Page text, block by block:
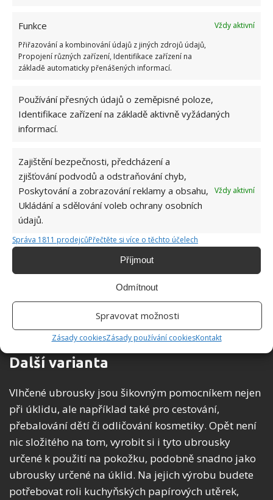
Funkce
Vždy aktivní
Přiřazování a kombinování údajů z jiných zdrojů údajů,
Propojení různých zařízení, Identifikace zařízení na
základě automaticky přenášených informací.
Používání přesných údajů o zeměpisné poloze,
Identifikace zařízení na základě aktivně vyžádaných
informací.
Zajištění bezpečnosti, předcházení a
zjišťování podvodů a odstraňování chyb,
Poskytování a zobrazování reklamy a obsahu,
Ukládání a sdělování voleb ochrany osobních
údajů.
Vždy aktivní
Správa 1811 prodejcůPřečtěte si více o těchto účelech
Příjmout
Odmítnout
Spravovat možnosti
Zásady cookiesZásady používání cookiesKontakt
Jak ubrousky používat
Takto připravené ubrousky nechte před prvním
vytahovat. Ubrousky skladujte v dobře uzavíratelné
nádobě, jinak by mohlo dojít k jejich vyschnutí.
drogerii či v domácích potřebách, k sehnání jsou v
různých tvarech a barvách, a tak se mohou zároveň
stát i zajímavým doplňkem vaší domácnosti.
Takto vyrobené ubrousky jsou navíc opravdu
univerzální a multifunkční, lze je používat na
všechny povrchy, jako dřevo, plast, sklo, kov a
podobně, aniž byste se museli obávat, zda je
ubrousky nepoškodí, a jsou rovněž mnohem
ekologičtější než jejich kupované varianty. Přesto se
nedoporučuje jejich splachování do toalety,
vhodnější je vyhodit je do odpadkového koše.
Další varianta
Vlhčené ubrousky jsou šikovným pomocníkem nejen
při úklidu, ale například také pro cestování,
přebalování dětí či odličování kosmetiky. Opět není
nic složitého na tom, vyrobit si i tyto ubrousky
určené k použití na pokožku, podobně snadno jako
ubrousky určené na úklid. Na jejich výrobu budete
potřebovat roli kuchyňských papírových utěrek,